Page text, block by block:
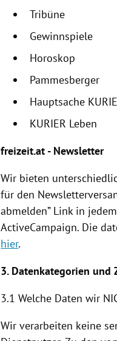
Tribüne
Gewinnspiele
Horoskop
Pammesberger
Hauptsache
KURIER Leben
freizeit.at - Newsletter
Wir bieten
für den
abmelden” Link in
ActiveCampaign. Die
hier.
3. Datenkategorien und
3.1 Welche Daten wir
Wir verarbeiten keine